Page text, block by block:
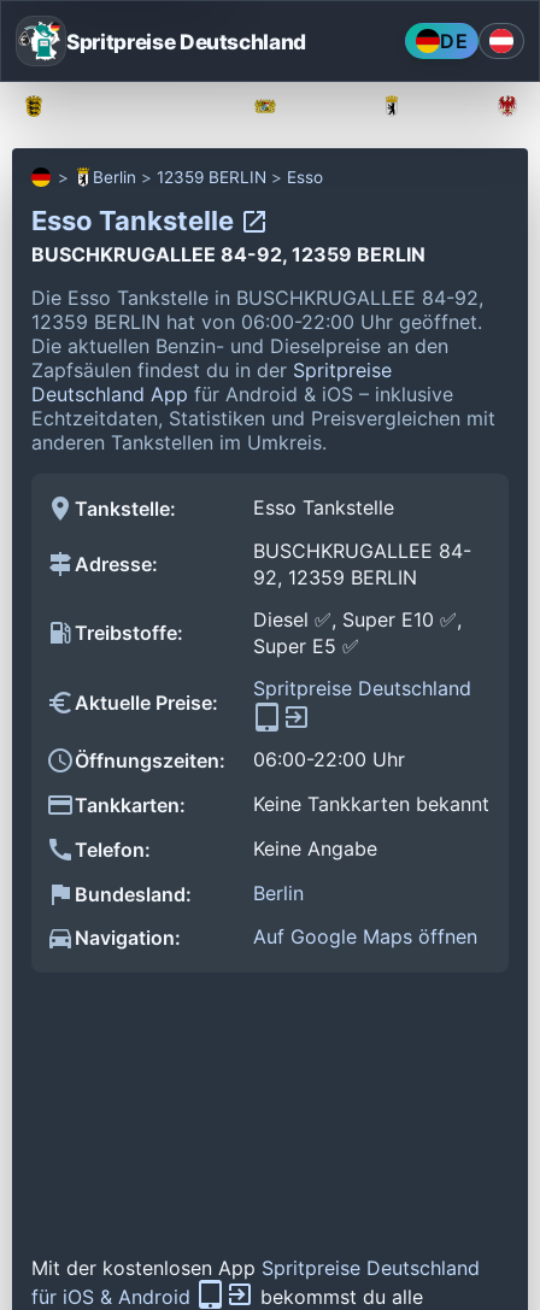
Spritpreise Deutschland DE
Berlin 12359 BERLIN Esso
Esso Tankstelle
BUSCHKRUGALLEE 84-92, 12359 BERLIN
Die Esso Tankstelle in BUSCHKRUGALLEE 84-92,
12359 BERLIN hat von 06:00-22:00 Uhr geöffnet.
Die aktuellen Benzin- und Dieselpreise an den
Zapfsäulen findest du in der Spritpreise
Deutschland App für Android & iOS – inklusive
Echtzeitdaten, Statistiken und Preisvergleichen mit
anderen Tankstellen im Umkreis.
Tankstelle: Esso Tankstelle
Adresse:
BUSCHKRUGALLEE 84-
92, 12359 BERLIN
Treibstoffe:
Diesel ✅, Super E10 ✅,
Super E5 ✅
Aktuelle Preise:
Spritpreise Deutschland
Öffnungszeiten:
06:00-22:00 Uhr
Tankkarten:
Keine Tankkarten bekannt
Telefon:
Keine Angabe
Bundesland:
Berlin
Navigation:
Auf Google Maps öffnen
Mit der kostenlosen App Spritpreise Deutschland
für iOS & Android
bekommst du alle